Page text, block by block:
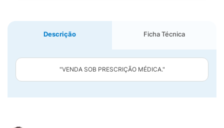
Descrição Ficha Técnica
"VENDA SOB PRESCRIÇÃO MÉDICA."